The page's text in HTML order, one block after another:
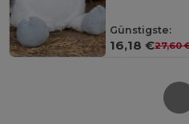
Günstigste:
16,18 €27,60